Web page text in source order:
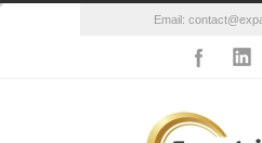
Email: